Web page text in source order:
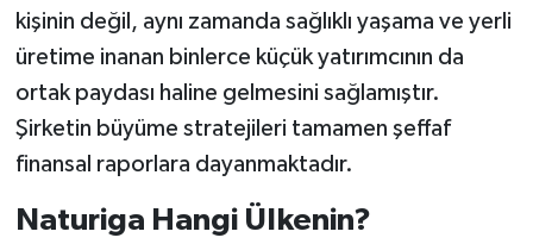
kişinin değil, aynı zamanda sağlıklı yaşama ve yerli
üretime inanan binlerce küçük yatırımcının da
ortak paydası haline gelmesini sağlamıştır.
Şirketin büyüme stratejileri tamamen şeffaf
finansal raporlara dayanmaktadır.
Naturiga Hangi Ülkenin?